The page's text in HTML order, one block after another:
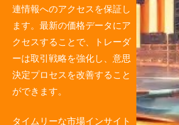
連情報へのアクセスを保証し
ます。最新の価格データにア
クセスすることで、トレーダ
ーは取引戦略を強化し、意思
決定プロセスを改善すること
ができます。
タイムリーな市場インサイト